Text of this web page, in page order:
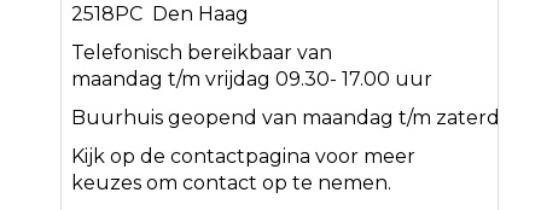
2518PC Den Haag
Telefonisch bereikbaar van
maandag t/m vrijdag 09.30- 17.00 uur
Buurhuis geopend van maandag t/m zaterdag<
Kijk op de contactpagina voor meer
keuzes om contact op te nemen.